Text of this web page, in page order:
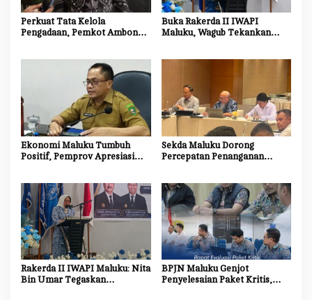
Perkuat Tata Kelola
Pengadaan, Pemkot Ambon
Buka Rakerda II IWAPI
Maluku, Wagub Tekankan
Ekonomi Maluku Tumbuh
Positif, Pemprov Apresiasi
Sekda Maluku Dorong
Percepatan Penanganan
Masela
Rakerda II IWAPI Maluku: Nita
Bin Umar Tegaskan
BPJN Maluku Genjot
Penyelesaian Paket Kritis,